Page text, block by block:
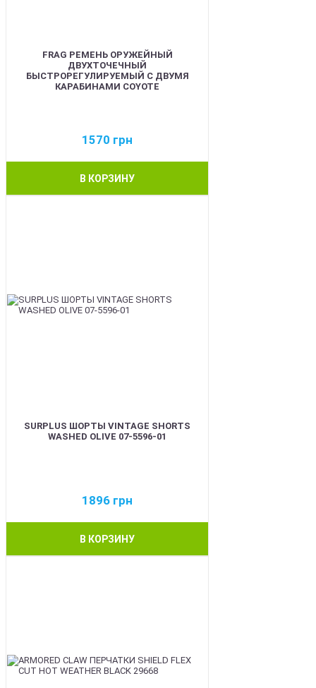
FRAG РЕМЕНЬ ОРУЖЕЙНЫЙ
ДВУХТОЧЕЧНЫЙ
БЫСТРОРЕГУЛИРУЕМЫЙ С ДВУМЯ
КАРАБИНАМИ COYOTE
1570 грн
В КОРЗИНУ
SURPLUS ШОРТЫ VINTAGE SHORTS
WASHED OLIVE 07-5596-01
1896 грн
В КОРЗИНУ